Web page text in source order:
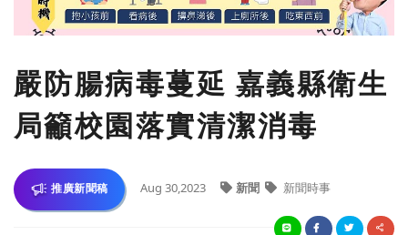
嚴防腸病毒蔓延 嘉義縣衛生
局籲校園落實清潔消毒
推廣新聞稿 Aug 30,2023 新聞 新聞時事